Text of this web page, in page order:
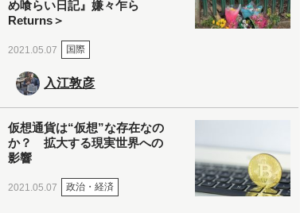
め喰らい日記』嫌々乍ら
Returns＞
2021.05.07 国際
入江敦彦
仮想通貨は“仮想”な存在なの
か？ 拡大する現実世界への
影響
2021.05.07 政治・経済